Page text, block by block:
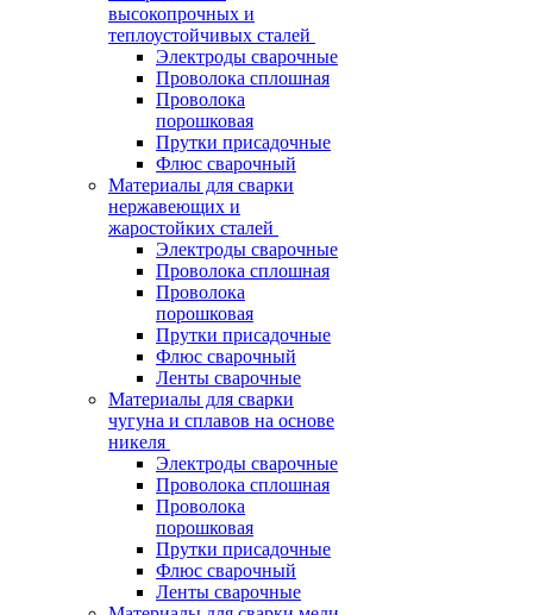
высокопрочных и
теплоустойчивых сталей
Электроды сварочные
Проволока сплошная
Проволока
порошковая
Прутки присадочные
Флюс сварочный
Материалы для сварки
нержавеющих и
жаростойких сталей
Электроды сварочные
Проволока сплошная
Проволока
порошковая
Прутки присадочные
Флюс сварочный
Ленты сварочные
Материалы для сварки
чугуна и сплавов на основе
никеля
Электроды сварочные
Проволока сплошная
Проволока
порошковая
Прутки присадочные
Флюс сварочный
Ленты сварочные